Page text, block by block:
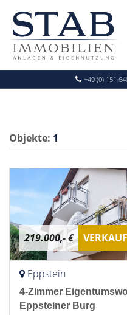
+49 (0) 151
Objekte: 1
219.000,- €
Eppstein
4-Zimmer
Eppsteiner Burg